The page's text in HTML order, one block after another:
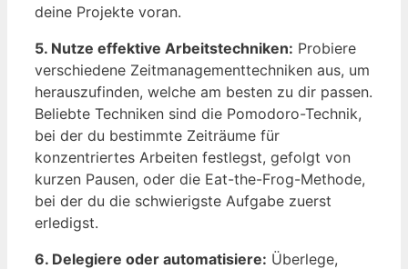
deine Projekte voran.
5. Nutze effektive Arbeitstechniken: Probiere
verschiedene Zeitmanagementtechniken aus, um
herauszufinden, welche am besten zu dir passen.
Beliebte Techniken sind die Pomodoro-Technik,
bei der du bestimmte Zeiträume für
konzentriertes Arbeiten festlegst, gefolgt von
kurzen Pausen, oder die Eat-the-Frog-Methode,
bei der du die schwierigste Aufgabe zuerst
erledigst.
6. Delegiere oder automatisiere: Überlege,